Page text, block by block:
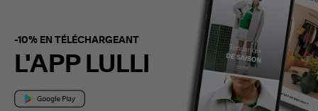
-10% EN TÉLÉCHARGEANT
L'APP LULLI